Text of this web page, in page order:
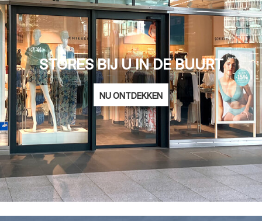
STORES BIJ U IN DE BUURT
NU ONTDEKKEN